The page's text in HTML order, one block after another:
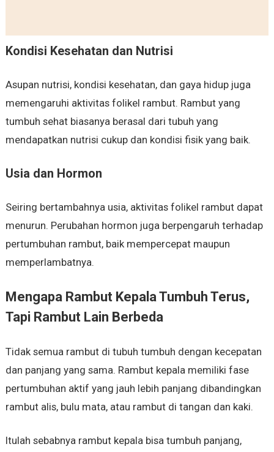
Kondisi Kesehatan dan Nutrisi
Asupan nutrisi, kondisi kesehatan, dan gaya hidup juga
memengaruhi aktivitas folikel rambut. Rambut yang
tumbuh sehat biasanya berasal dari tubuh yang
mendapatkan nutrisi cukup dan kondisi fisik yang baik.
Usia dan Hormon
Seiring bertambahnya usia, aktivitas folikel rambut dapat
menurun. Perubahan hormon juga berpengaruh terhadap
pertumbuhan rambut, baik mempercepat maupun
memperlambatnya.
Mengapa Rambut Kepala Tumbuh Terus,
Tapi Rambut Lain Berbeda
Tidak semua rambut di tubuh tumbuh dengan kecepatan
dan panjang yang sama. Rambut kepala memiliki fase
pertumbuhan aktif yang jauh lebih panjang dibandingkan
rambut alis, bulu mata, atau rambut di tangan dan kaki.
Itulah sebabnya rambut kepala bisa tumbuh panjang,